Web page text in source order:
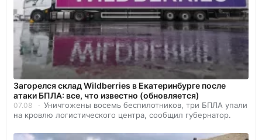
Загорелся склад Wildberries в Екатеринбурге после
атаки БПЛА: все, что известно (обновляется)
07.08
Уничтожены восемь беспилотников, три БПЛА упали
на кровлю логистического центра, сообщил губернатор.